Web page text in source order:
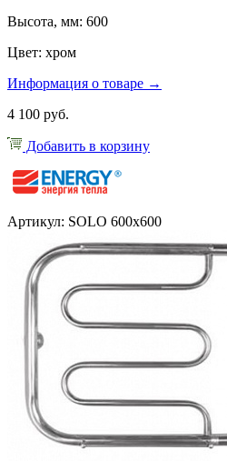
Высота, мм: 600
Цвет: хром
Информация о товаре →
4 100 руб.
Добавить в корзину
Артикул: SOLO 600x600